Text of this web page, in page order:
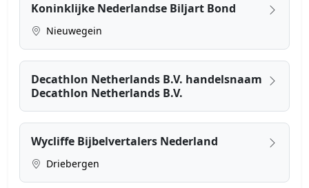
Koninklijke Nederlandse Biljart Bond
Nieuwegein
Decathlon Netherlands B.V. handelsnaam
Decathlon Netherlands B.V.
Wycliffe Bijbelvertalers Nederland
Driebergen